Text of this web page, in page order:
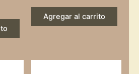
Agregar al carrito